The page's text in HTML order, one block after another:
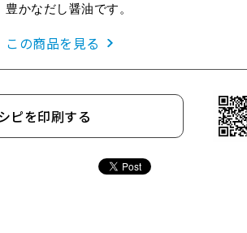
豊かなだし醤油です。
この商品を見る
ピを印刷する